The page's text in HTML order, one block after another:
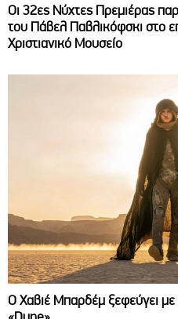
Οι 32ες Νύχτες Πρεμιέρας
του Πάβελ Παβλικόφσκι στο
Χριστιανικό Μουσείο
O Χαβιέ Μπαρδέμ ξεφεύγει με